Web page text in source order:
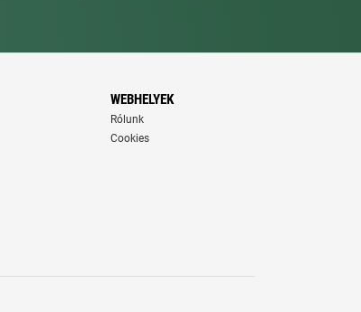
WEBHELYEK
Rólunk
Cookies